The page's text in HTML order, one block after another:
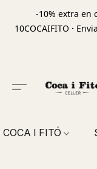
-10% extra en
10COCAIFITO ·
COCA I FITÓ